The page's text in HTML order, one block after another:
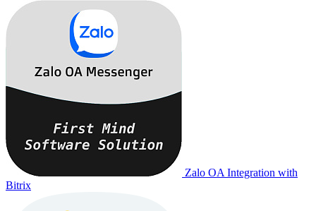
Zalo OA Integration with
Bitrix